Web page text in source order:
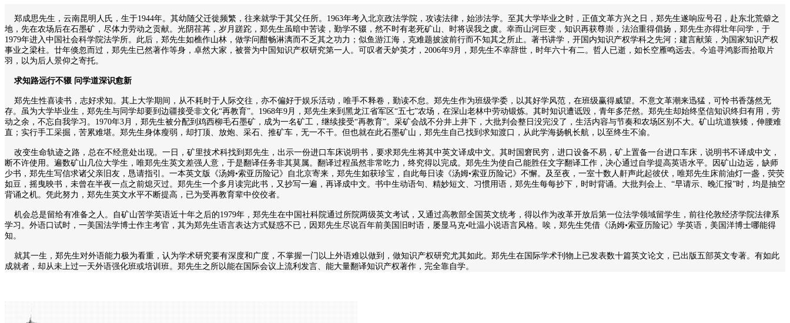
郑成思先生，云南昆明人氏，生于1944年。其幼随父迁徙频繁，往来就学于其父任所。1963年考入北京政法学院，攻读法律，始涉法学。至其大学毕业之时，正值文革方兴之日，郑先生遂响应号召，赴东北荒僻之
地，先在农场后在石墨矿，尽体力劳动之贡献。光阴荏苒，岁月蹉跎，郑先生虽暗中苦读，勤学不辍，然不时有老死矿山、时将误我之虞。幸而山河巨变，知识再获尊崇，法治重得倡扬，郑先生亦得壮年问学，于
1979年进入中国社会科学院法学所。此后，郑先生如樵作山林，做学问酣畅淋漓而不乏其之功力；似鱼游江海，克难题披波前行而不知其之所止。著书讲学，开国内知识产权学科之先河；建言献策，为国家知识产权
事业之梁柱。廿年倏忽而过，郑先生已然著作等身，卓然大家，被誉为中国知识产权研究第一人。可叹者天妒英才，2006年9月，郑先生不幸辞世，时年六十有二。哲人已逝，如长空雁鸣远去。今追寻鸿影而拾取片
羽，以为后人景仰之寄托。
求知路远行不辍 问学道深识愈新
郑先生性喜读书，志好求知。其上大学期间，从不耗时于人际交往，亦不偏好于娱乐活动，唯手不释卷，勤读不怠。郑先生作为班级学委，以其好学风范，在班级赢得威望。不意文革潮来迅猛，可怜书香荡然无
存。虽为大学毕业生，郑先生与同学却要到边疆接受非文化“再教育”。1968年9月，郑先生来到黑龙江省军区“五七”农场，在深山老林中劳动锻炼。其时知识遭诋毁，青年多茫然。郑先生却始终坚信知识终归有用，劳
动之余，不忘自我学习。1970年3月，郑先生被分配到鸡西柳毛石墨矿，成为一名矿工，继续接受“再教育”。采矿会战不分井上井下，大批判会整日没完没了，生活内容与节奏和农场区别不大。矿山坑道狭矮，伸腰难
直；实行手工采掘，苦累难堪。郑先生身体瘦弱，却打顶、放炮、采石、推矿车，无一不干。但也就在此石墨矿山，郑先生自己找到求知渡口，从此学海扬帆长航，以至终生不渝。
改变生命轨迹之路，总在不经意处出现。一日，矿里技术科找到郑先生，出示一份进口车床说明书，要求郑先生将其中英文译成中文。其时国窘民穷，进口设备不易，矿上置备一台进口车床，说明书不译成中文，
断不许使用。遍数矿山几位大学生，唯郑先生英文差强人意，于是翻译任务非其莫属。翻译过程虽然非常吃力，终究得以完成。郑先生为使自己能胜任文字翻译工作，决心通过自学提高英语水平。因矿山边远，缺师
少书，郑先生写信求诸父亲旧友，恳请指引。一本英文版《汤姆•索亚历险记》自北京寄来，郑先生如获珍宝，自此每日读《汤姆•索亚历险记》不懈。及至夜，一室十数人鼾声此起彼伏，唯郑先生床前油灯一盏，荧荧
如豆，摇曳映书，未曾在半夜一点之前熄灭过。郑先生一个多月读完此书，又抄写一遍，再译成中文。书中生动语句、精妙短文、习惯用语，郑先生每每抄下，时时背诵。大批判会上、“早请示、晚汇报”时，均是抽空
背诵之机。凭此努力，郑先生英文水平不断提高，已为受再教育辈中佼佼者。
机会总是留给有准备之人。自矿山苦学英语近十年之后的1979年，郑先生在中国社科院通过所院两级英文考试，又通过高教部全国英文统考，得以作为改革开放后第一位法学领域留学生，前往伦敦经济学院法律系
学习。外语口试时，一美国法学博士作主考官，其为郑先生语言表达方式疑惑不已，因郑先生尽说百年前美国旧时语，屡显马克•吐温小说语言风格。唉，郑先生凭借《汤姆•索亚历险记》学英语，美国洋博士哪能得
知。
就其一生，郑先生对外语能力极为看重，认为学术研究要有深度和广度，不掌握一门以上外语难以做到，做知识产权研究尤其如此。郑先生在国际学术刊物上已发表数十篇英文论文，已出版五部英文专著。有如此
成就者，却从未上过一天外语强化班或培训班。郑先生之所以能在国际会议上流利发言、能大量翻译知识产权著作，完全靠自学。